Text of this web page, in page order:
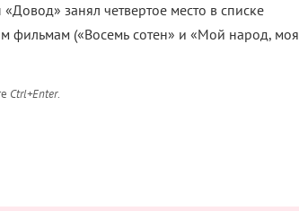
занял четвертое место в списке
фильмам («Восемь сотен» и «Мой народ, моя
Ctrl+Enter.